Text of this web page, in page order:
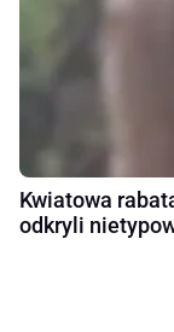
Kwiatowa
odkryli